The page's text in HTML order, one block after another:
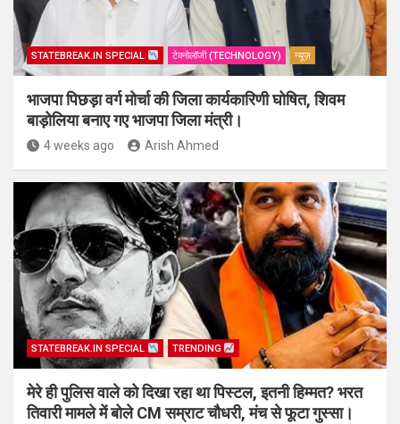
STATEBREAK.IN SPECIAL टेक्नोलॉजी (TECHNOLOGY) न्यूज़
भाजपा पिछड़ा वर्ग मोर्चा की जिला कार्यकारिणी घोषित, शिवम
बाड़ोलिया बनाए गए भाजपा जिला मंत्री।
4 weeks ago Arish Ahmed
STATEBREAK.IN SPECIAL TRENDING
मेरे ही पुलिस वाले को दिखा रहा था पिस्टल, इतनी हिम्मत? भरत
तिवारी मामले में बोले CM सम्राट चौधरी, मंच से फूटा गुस्सा।